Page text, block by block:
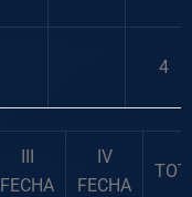
4
III
FECHA
IV
FECHA